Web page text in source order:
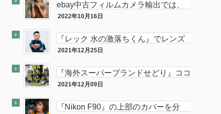
ebay中古フィルムカメラ輸出では、
意外と「二眼カメラ」がオススメ…か
2022年10月16日
『レック 水の激落ちくん』でレンズ
のカビが簡単に落とせてふき取りも超
2021年12月25日
『海外スーパーブランドせどり』ココ
ナラに出品致しました。
2021年12月09日
『Nikon F90』の上部のカバーを分